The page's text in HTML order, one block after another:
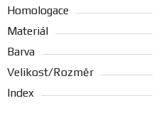
Homologace
Materiál
Barva
Velikost/Rozměr
Index